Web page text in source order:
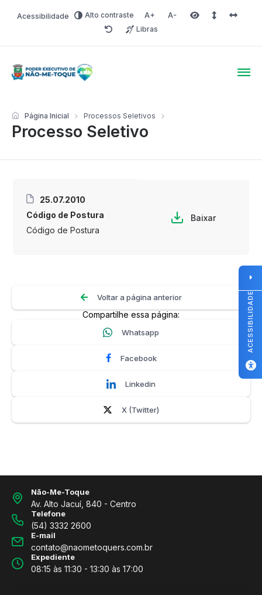
Acessibilidade Alto contraste Aumentar fonte
Diminuir fonteÁrea selecionada
Espaço
RedefinirLibras
Processo Seletivo
Página Inicial Processos Seletivos
25.07.2010
Código de Postura
Código de Postura
Baixar
Voltar a página anterior
Compartilhe essa página:
Whatsapp
Facebook
Linkedin
X (Twitter)
Não-Me-Toque
Av. Alto Jacuí, 840 - Centro
Telefone
(54) 3332 2600
E-mail
contato@naometoquers.com.br
Expediente
08:15 às 11:30 - 13:30 às 17:00
ACESSIBILIDADE